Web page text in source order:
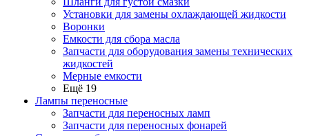
Установки для замены охлаждающей жидкости
Воронки
Емкости для сбора масла
Запчасти для оборудования замены технических
жидкостей
Мерные емкости
Ещё 19
Лампы переносные
Запчасти для переносных ламп
Запчасти для переносных фонарей